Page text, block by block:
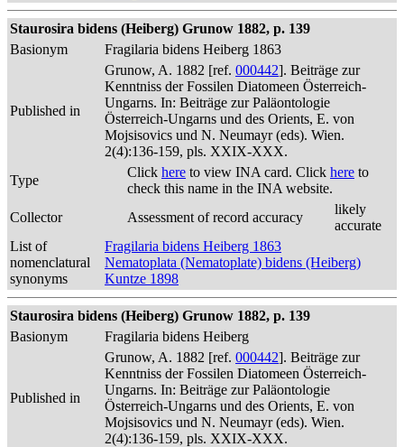
Staurosira bidens (Heiberg) Grunow 1882, p. 139
Basionym
Fragilaria bidens Heiberg 1863
Published in
Grunow, A. 1882 [ref. 000442]. Beiträge zur
Kenntniss der Fossilen Diatomeen Österreich-
Ungarns. In: Beiträge zur Paläontologie
Österreich-Ungarns und des Orients, E. von
Mojsisovics und N. Neumayr (eds). Wien.
2(4):136-159, pls. XXIX-XXX.
Type
Click here to view INA card. Click here to
check this name in the INA website.
Collector
Assessment of record accuracy
likely
accurate
List of
nomenclatural
synonyms
Fragilaria bidens Heiberg 1863
Nematoplata (Nematoplate) bidens (Heiberg)
Kuntze 1898
Staurosira bidens (Heiberg) Grunow 1882, p. 139
Basionym
Fragilaria bidens Heiberg
Published in
Grunow, A. 1882 [ref. 000442]. Beiträge zur
Kenntniss der Fossilen Diatomeen Österreich-
Ungarns. In: Beiträge zur Paläontologie
Österreich-Ungarns und des Orients, E. von
Mojsisovics und N. Neumayr (eds). Wien.
2(4):136-159, pls. XXIX-XXX.